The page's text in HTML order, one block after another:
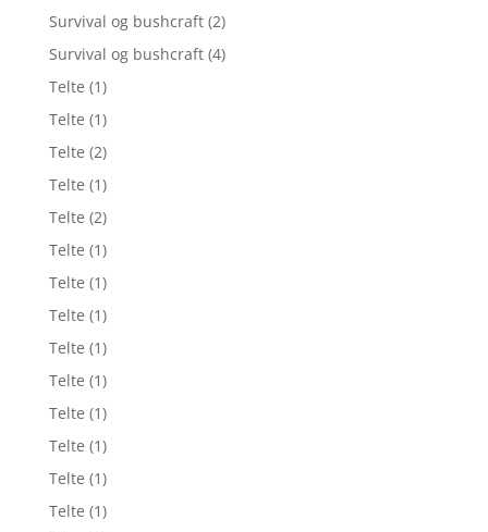
Survival og bushcraft (2)
Survival og bushcraft (4)
Telte (1)
Telte (1)
Telte (2)
Telte (1)
Telte (2)
Telte (1)
Telte (1)
Telte (1)
Telte (1)
Telte (1)
Telte (1)
Telte (1)
Telte (1)
Telte (1)